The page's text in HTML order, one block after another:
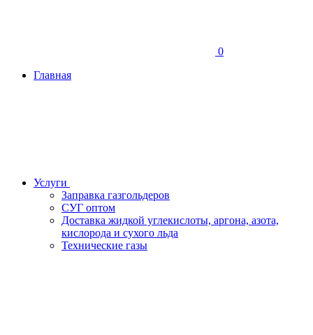
0
Главная
Услуги
Заправка газгольдеров
СУГ оптом
Доставка жидкой углекислоты, аргона, азота,
кислорода и сухого льда
Технические газы